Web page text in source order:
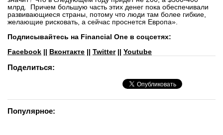
млрд. Причем большую часть этих денег пока обеспечивали
развивающиеся страны, потому что люди там более гибкие,
желающие рисковать, а сейчас проснется Европа».
Подписывайтесь на Financial One в соцсетях:
Facebook || Вконтакте || Twitter|| Youtube
Поделиться:
Популярное: